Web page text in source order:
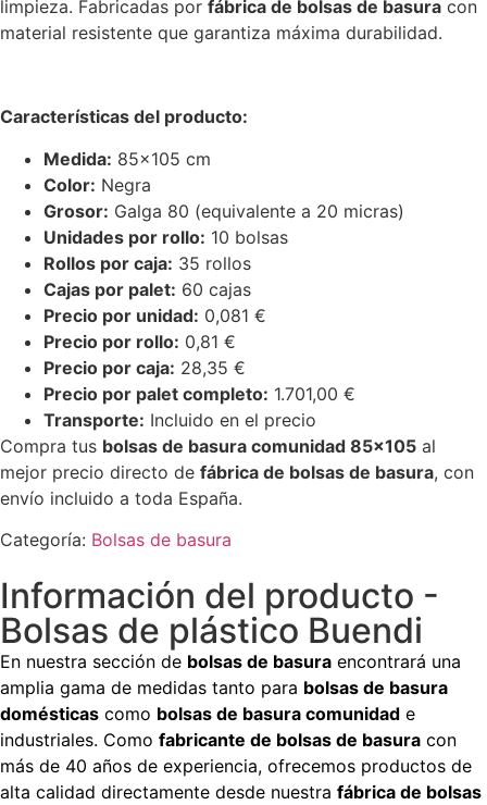
limpieza. Fabricadas por fábrica de bolsas de basura con
material resistente que garantiza máxima durabilidad.
Características del producto:
Medida: 85×105 cm
Color: Negra
Grosor: Galga 80 (equivalente a 20 micras)
Unidades por rollo: 10 bolsas
Rollos por caja: 35 rollos
Cajas por palet: 60 cajas
Precio por unidad: 0,081 €
Precio por rollo: 0,81 €
Precio por caja: 28,35 €
Precio por palet completo: 1.701,00 €
Transporte: Incluido en el precio
Compra tus bolsas de basura comunidad 85×105 al
mejor precio directo de fábrica de bolsas de basura, con
envío incluido a toda España.
Categoría: Bolsas de basura
Información del producto -
Bolsas de plástico Buendi
En nuestra sección de bolsas de basura encontrará una
amplia gama de medidas tanto para bolsas de basura
domésticas como bolsas de basura comunidad e
industriales. Como fabricante de bolsas de basura con
más de 40 años de experiencia, ofrecemos productos de
alta calidad directamente desde nuestra fábrica de bolsas